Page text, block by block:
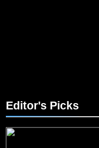
Editor's Picks